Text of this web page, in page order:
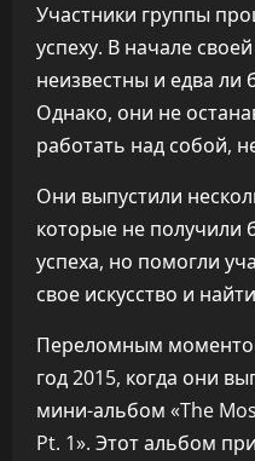
Участники группы
успеху. В начале
неизвестны и едва
Однако, они не
работать над собой,
Они выпустили
которые не получили
успеха, но помогли
свое искусство и
Переломным
год 2015, когда они
мини-альбом «The
Pt. 1». Этот альбом